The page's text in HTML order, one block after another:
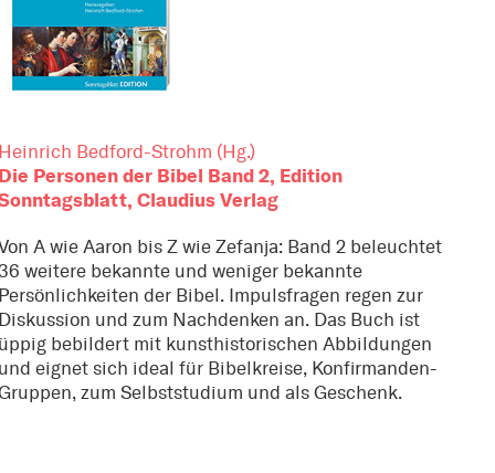
Bedford-Strohm (Hg.)
Personen der Bibel Band 2, Edition
Claudius Verlag
A wie Aaron bis Z wie Zefanja: Band 2 beleuchtet
weitere bekannte und weniger bekannte
der Bibel. Impulsfragen regen zur
und zum Nachdenken an. Das Buch ist
bebildert mit kunsthistorischen Abbildungen
eignet sich ideal für Bibelkreise, Konfirmanden-
zum Selbststudium und als Geschenk.